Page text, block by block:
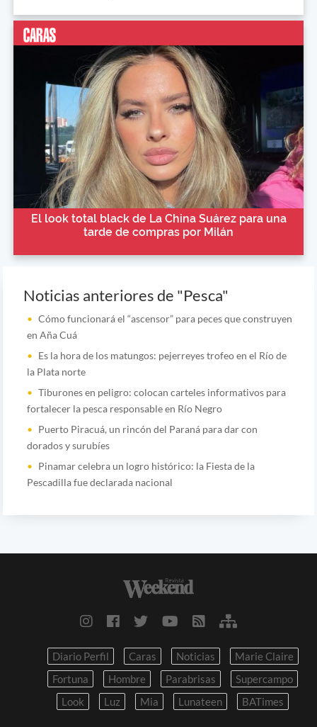
El look total black de La China Suárez para una
tarde de compras por Milán
Noticias anteriores de "Pesca"
Cómo funcionará el “ascensor” para peces que construyen
en Aña Cuá
Es la hora de los matungos: pejerreyes trofeo en el Río de
la Plata norte
Tiburones en peligro: colocan carteles informativos para
fortalecer la pesca responsable en Río Negro
Puerto Piracuá, un rincón del Paraná para dar con
dorados y surubíes
Pinamar celebra un logro histórico: la Fiesta de la
Pescadilla fue declarada nacional
Diario Perfil Caras Noticias
Marie Claire
Fortuna
Hombre Parabrisas
Supercampo
Look
Luz Mia Lunateen BATimes